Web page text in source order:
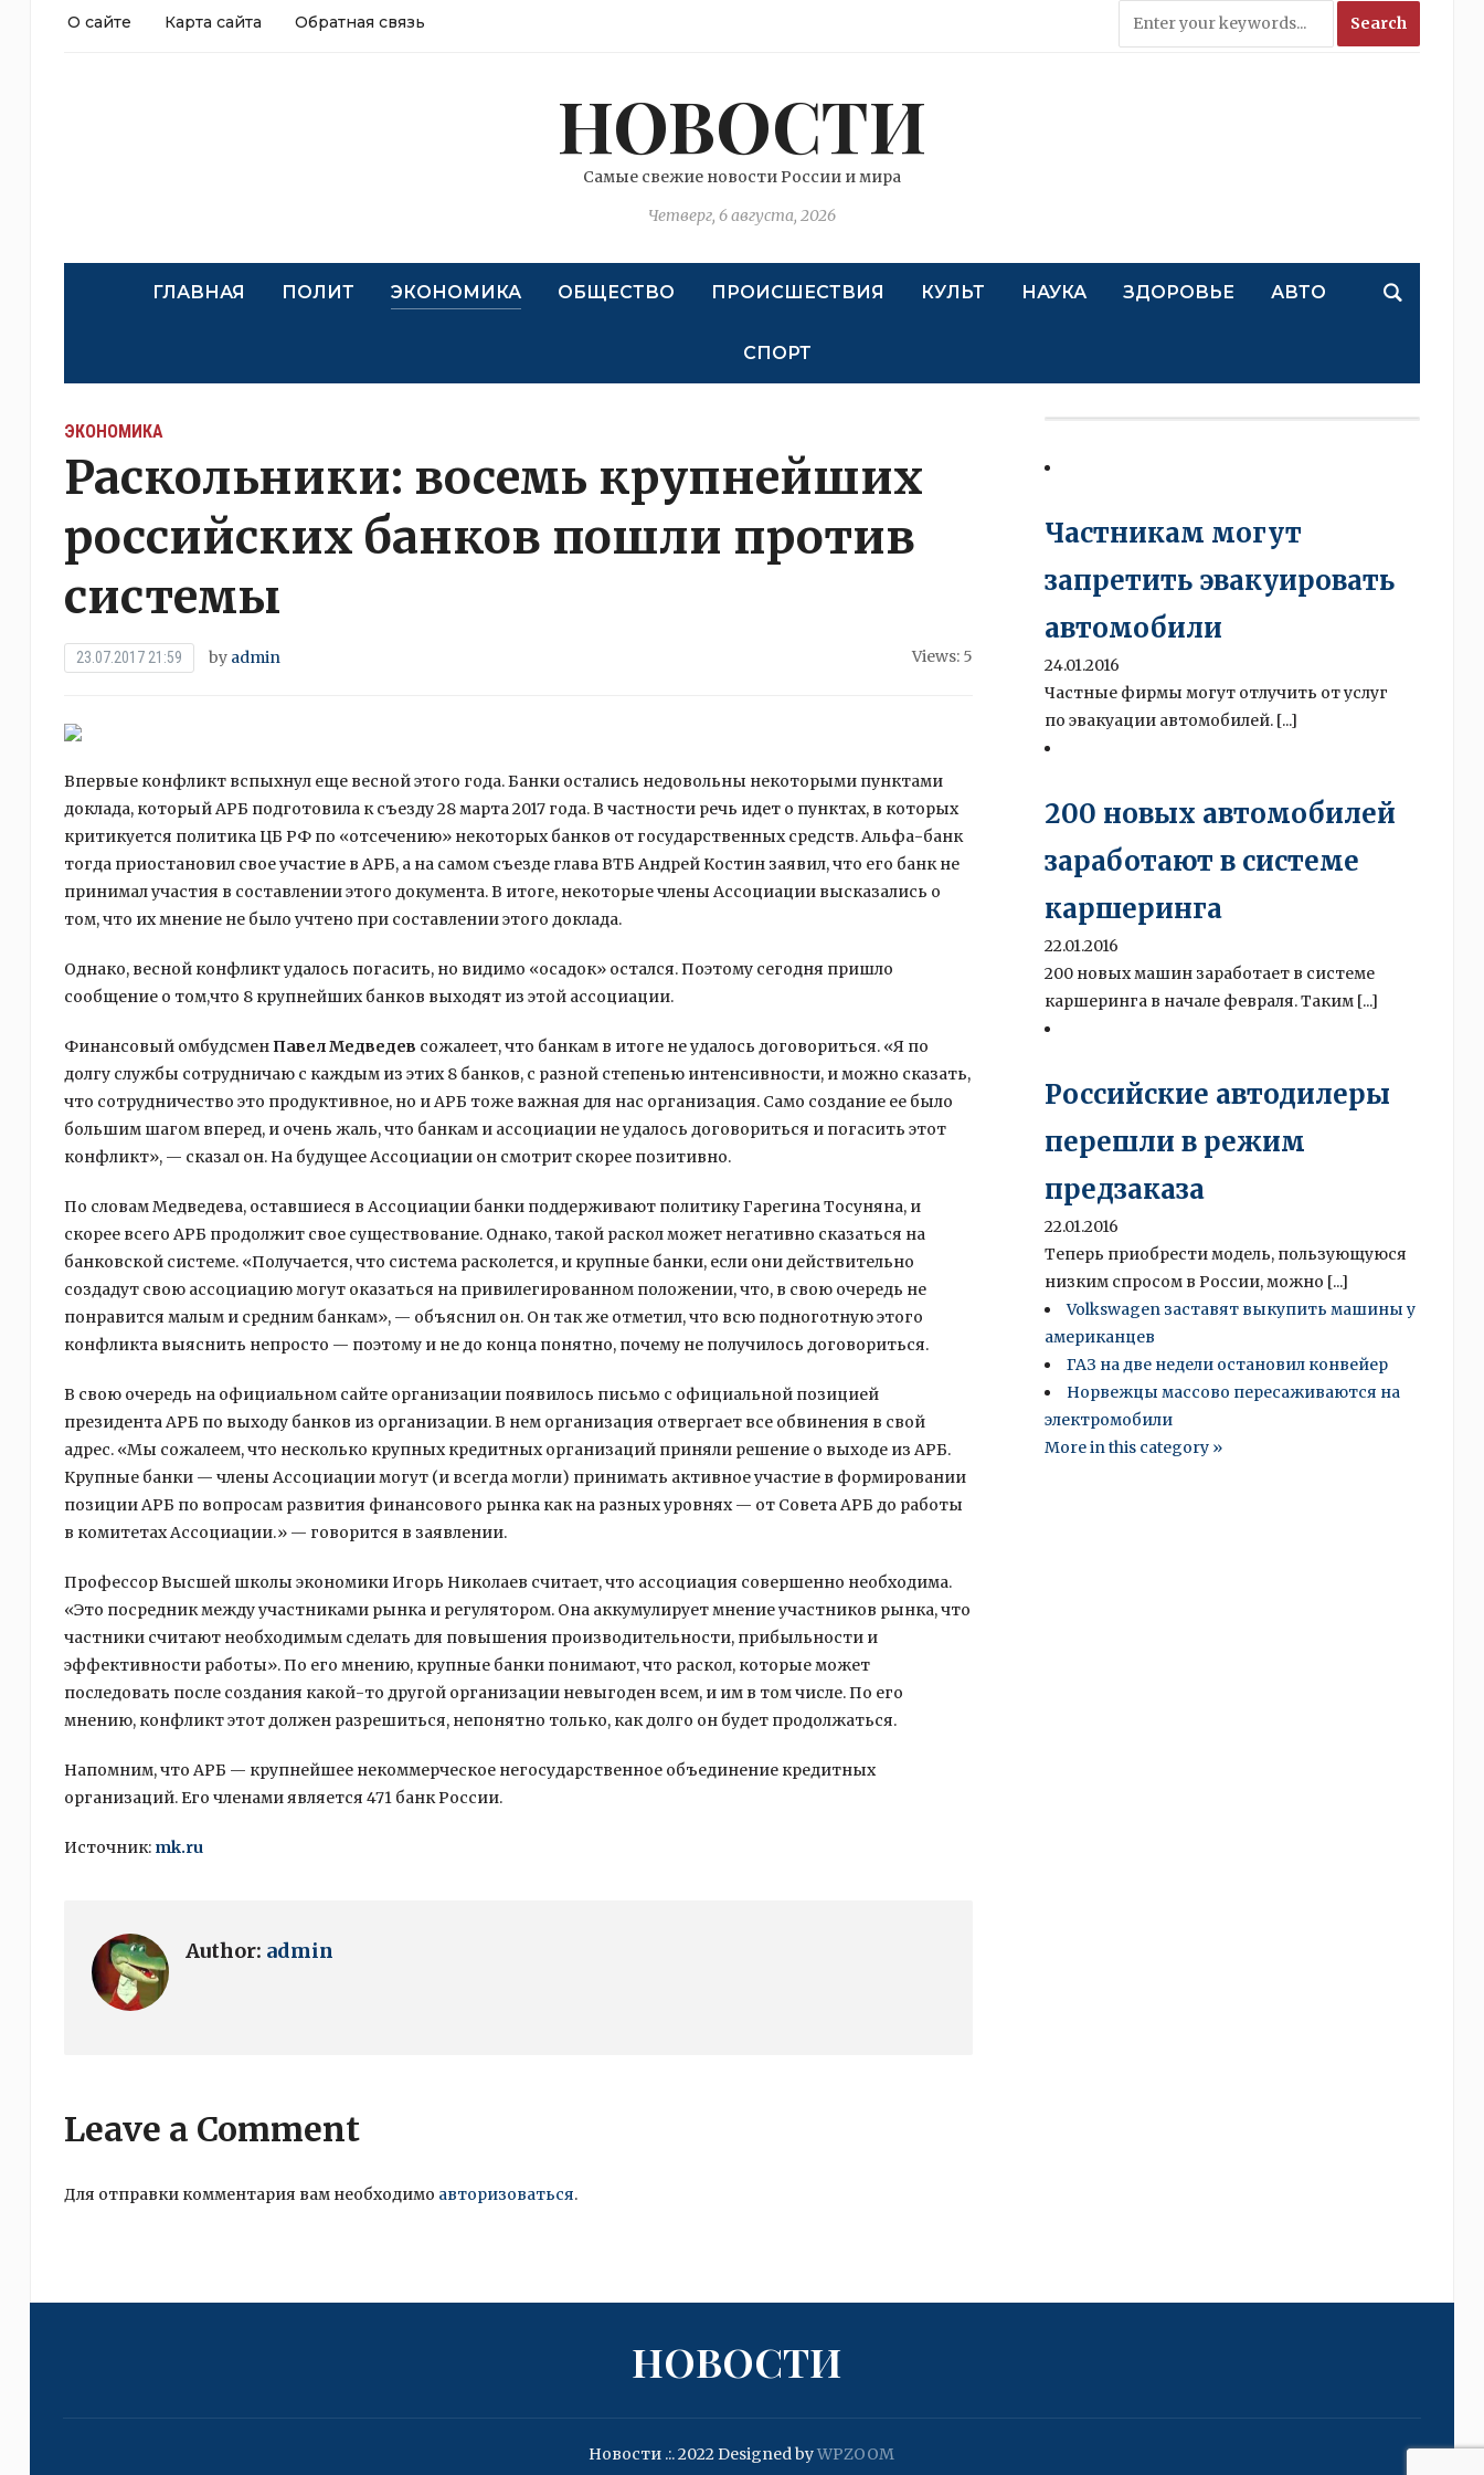
О сайте Карта сайта Обратная связь
НОВОСТИ
Самые свежие новости России и мира
Четверг, 6 августа, 2026
ГЛАВНАЯ ПОЛИТ ЭКОНОМИКА ОБЩЕСТВО ПРОИСШЕСТВИЯ КУЛЬТ НАУКА ЗДОРОВЬЕ АВТО
СПОРТ
ЭКОНОМИКА
Раскольники: восемь крупнейших
российских банков пошли против
системы
23.07.2017 21:59 by admin Views: 5
Впервые конфликт вспыхнул еще весной этого года. Банки остались недовольны некоторыми пунктами
доклада, который АРБ подготовила к съезду 28 марта 2017 года. В частности речь идет о пунктах, в которых
критикуется политика ЦБ РФ по «отсечению» некоторых банков от государственных средств. Альфа-банк
тогда приостановил свое участие в АРБ, а на самом съезде глава ВТБ Андрей Костин заявил, что его банк не
принимал участия в составлении этого документа. В итоге, некоторые члены Ассоциации высказались о
том, что их мнение не было учтено при составлении этого доклада.
Однако, весной конфликт удалось погасить, но видимо «осадок» остался. Поэтому сегодня пришло
сообщение о том,что 8 крупнейших банков выходят из этой ассоциации.
Финансовый омбудсменПавел Медведев сожалеет, что банкам в итоге не удалось договориться. «Я по
долгу службы сотрудничаю с каждым из этих 8 банков, с разной степенью интенсивности, и можно сказать,
что сотрудничество это продуктивное, но и АРБ тоже важная для нас организация. Само создание ее было
большим шагом вперед, и очень жаль, что банкам и ассоциации не удалось договориться и погасить этот
конфликт», — сказал он. На будущее Ассоциации он смотрит скорее позитивно.
По словам Медведева, оставшиеся в Ассоциации банки поддерживают политику Гарегина Тосуняна, и
скорее всего АРБ продолжит свое существование. Однако, такой раскол может негативно сказаться на
банковской системе. «Получается, что система расколется, и крупные банки, если они действительно
создадут свою ассоциацию могут оказаться на привилегированном положении, что, в свою очередь не
понравится малым и средним банкам», — объяснил он. Он так же отметил, что всю подноготную этого
конфликта выяснить непросто — поэтому и не до конца понятно, почему не получилось договориться.
В свою очередь на официальном сайте организации появилось письмо с официальной позицией
президента АРБ по выходу банков из организации. В нем организация отвергает все обвинения в свой
адрес. «Мы сожалеем, что несколько крупных кредитных организаций приняли решение о выходе из АРБ.
Крупные банки — члены Ассоциации могут (и всегда могли) принимать активное участие в формировании
позиции АРБ по вопросам развития финансового рынка как на разных уровнях — от Совета АРБ до работы
в комитетах Ассоциации.» — говорится в заявлении.
Профессор Высшей школы экономики Игорь Николаев считает, что ассоциация совершенно необходима.
«Это посредник между участниками рынка и регулятором. Она аккумулирует мнение участников рынка, что
частники считают необходимым сделать для повышения производительности, прибыльности и
эффективности работы». По его мнению, крупные банки понимают, что раскол, которые может
последовать после создания какой-то другой организации невыгоден всем, и им в том числе. По его
мнению, конфликт этот должен разрешиться, непонятно только, как долго он будет продолжаться.
Напомним, что АРБ — крупнейшее некоммерческое негосударственное объединение кредитных
организаций. Его членами является 471 банк России.
Источник: mk.ru
Author: admin
Leave a Comment
Для отправки комментария вам необходимо авторизоваться.
Частникам могут
запретить эвакуировать
автомобили
24.01.2016
Частные фирмы могут отлучить от услуг
по эвакуации автомобилей. [...]
200 новых автомобилей
заработают в системе
каршеринга
22.01.2016
200 новых машин заработает в системе
каршеринга в начале февраля. Таким [...]
Российские автодилеры
перешли в режим
предзаказа
22.01.2016
Теперь приобрести модель, пользующуюся
низким спросом в России, можно [...]
Volkswagen заставят выкупить машины у
американцев
ГАЗ на две недели остановил конвейер
Норвежцы массово пересаживаются на
электромобили
More in this category »
НОВОСТИ
Новости .:. 2022Designed byWPZOOM